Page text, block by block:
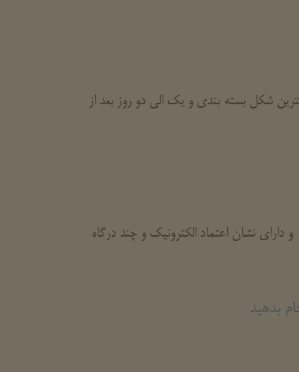
شکل بسته بندی و یک الی دو روز بعد از
نشان اعتماد الکترونیک و چند درگاه
بدهید